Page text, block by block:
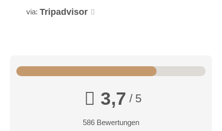
via: Tripadvisor
3,7 / 5
586 Bewertungen